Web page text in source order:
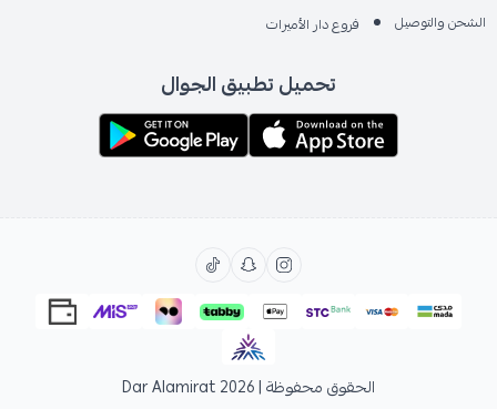
الشحن والتوصيل
فروع دار الأميرات
تحميل تطبيق الجوال
الحقوق محفوظة | 2026 Dar Alamirat